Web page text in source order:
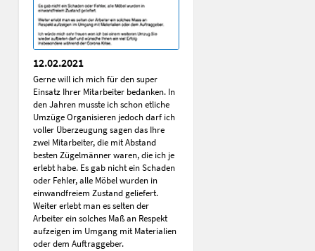
12.02.2021
Gerne will ich mich für den super
Einsatz Ihrer Mitarbeiter bedanken. In
den Jahren musste ich schon etliche
Umzüge Organisieren jedoch darf ich
voller Überzeugung sagen das Ihre
zwei Mitarbeiter, die mit Abstand
besten Zügelmänner waren, die ich je
erlebt habe. Es gab nicht ein Schaden
oder Fehler, alle Möbel wurden in
einwandfreiem Zustand geliefert.
Weiter erlebt man es selten der
Arbeiter ein solches Maß an Respekt
aufzeigen im Umgang mit Materialien
oder dem Auftraggeber.